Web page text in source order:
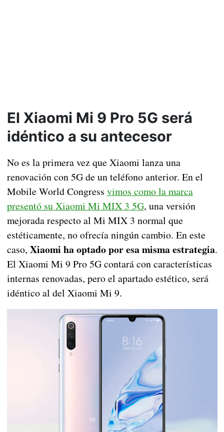
El Xiaomi Mi 9 Pro 5G será
idéntico a su antecesor
No es la primera vez que Xiaomi lanza una
renovación con 5G de un teléfono anterior. En el
Mobile World Congress vimos como la marca
presentó su Xiaomi Mi MIX 3 5G, una versión
mejorada respecto al Mi MIX 3 normal que
estéticamente, no ofrecía ningún cambio. En este
caso, Xiaomi ha optado por esa misma estrategia.
El Xiaomi Mi 9 Pro 5G contará con características
internas renovadas, pero el apartado estético, será
idéntico al del Xiaomi Mi 9.